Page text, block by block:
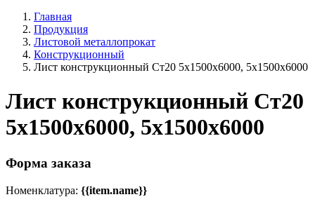
Главная
Продукция
Листовой металлопрокат
Конструкционный
Лист конструкционный Ст20 5х1500х6000, 5х1500х6000
Лист конструкционный Ст20
5х1500х6000, 5х1500х6000
Форма заказа
Номенклатура: {{item.name}}